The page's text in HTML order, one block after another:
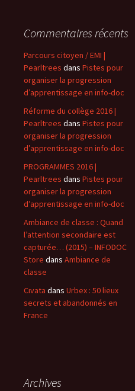
Commentaires récents
Parcours citoyen / EMI |
Pearltrees dans Pistes pour
organiser la progression
d’apprentissage en info-doc
Réforme du collège 2016 |
Pearltrees dans Pistes pour
organiser la progression
d’apprentissage en info-doc
PROGRAMMES 2016 |
Pearltrees dans Pistes pour
organiser la progression
d’apprentissage en info-doc
Ambiance de classe : Quand
l’attention secondaire est
capturée… (2015) – INFODOC
Store dans Ambiance de
classe
Cıvata dans Urbex : 50 lieux
secrets et abandonnés en
France
Archives